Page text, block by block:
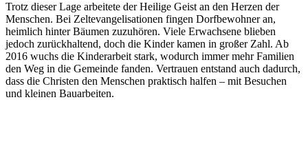
Trotz dieser Lage arbeitete der Heilige Geist an den Herzen der
Menschen. Bei Zeltevangelisationen fingen Dorfbewohner an,
heimlich hinter Bäumen zuzuhören. Viele Erwachsene blieben
jedoch zurückhaltend, doch die Kinder kamen in großer Zahl. Ab
2016 wuchs die Kinderarbeit stark, wodurch immer mehr Familien
den Weg in die Gemeinde fanden. Vertrauen entstand auch dadurch,
dass die Christen den Menschen praktisch halfen – mit Besuchen
und kleinen Bauarbeiten.